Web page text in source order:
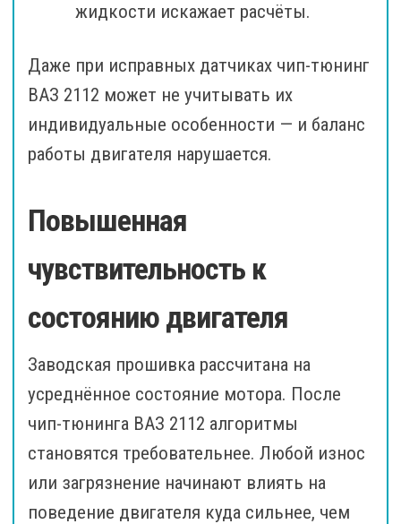
жидкости искажает расчёты.
Даже при исправных датчиках чип-тюнинг
ВАЗ 2112 может не учитывать их
индивидуальные особенности — и баланс
работы двигателя нарушается.
Повышенная
чувствительность к
состоянию двигателя
Заводская прошивка рассчитана на
усреднённое состояние мотора. После
чип-тюнинга ВАЗ 2112 алгоритмы
становятся требовательнее. Любой износ
или загрязнение начинают влиять на
поведение двигателя куда сильнее, чем